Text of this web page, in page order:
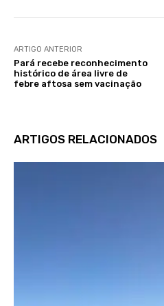
ARTIGO ANTERIOR
Pará recebe reconhecimento
histórico de área livre de
febre aftosa sem vacinação
ARTIGOS RELACIONADOS